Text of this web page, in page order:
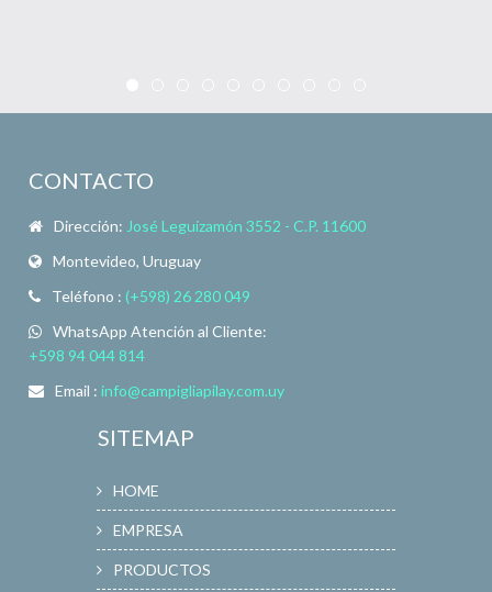
CONTACTO
Dirección: José Leguizamón 3552 - C.P. 11600
Montevideo, Uruguay
Teléfono : (+598) 26 280 049
WhatsApp Atención al Cliente:
+598 94 044 814
Email :info@campigliapilay.com.uy
SITEMAP
HOME
EMPRESA
PRODUCTOS